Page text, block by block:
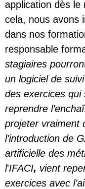
application dès
cela, nous avons
dans nos
responsable
stagiaires
un logiciel de
des exercices
reprendre
projeter vraiment
l’introduction de
artificielle des
l’IFACI, vient
exercices avec